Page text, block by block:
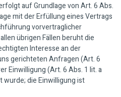
auf Grundlage von Art. 6 Abs.
mit der Erfüllung eines Vertrags
vorvertraglicher
übrigen Fällen beruht die
Interesse an der
gerichteten Anfragen (Art. 6
Einwilligung (Art. 6 Abs. 1 lit. a
wurde; die Einwilligung ist